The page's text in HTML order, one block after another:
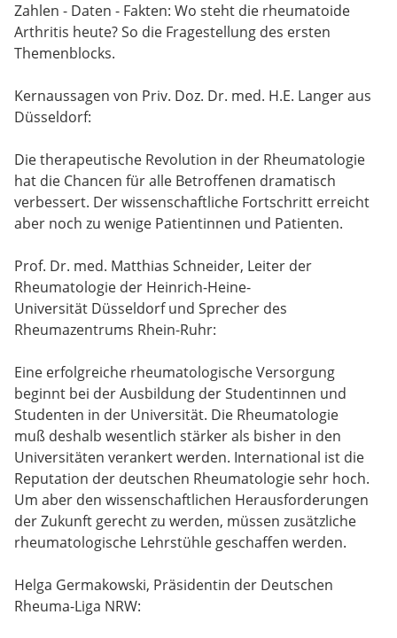
Zahlen - Daten - Fakten: Wo steht die rheumatoide
Arthritis heute? So die Fragestellung des ersten
Themenblocks.
Kernaussagen von Priv. Doz. Dr. med. H.E. Langer aus
Düsseldorf:
Die therapeutische Revolution in der Rheumatologie
hat die Chancen für alle Betroffenen dramatisch
verbessert. Der wissenschaftliche Fortschritt erreicht
aber noch zu wenige Patientinnen und Patienten.
Prof. Dr. med. Matthias Schneider, Leiter der
Rheumatologie der Heinrich-Heine-
Universität Düsseldorf und Sprecher des
Rheumazentrums Rhein-Ruhr:
Eine erfolgreiche rheumatologische Versorgung
beginnt bei der Ausbildung der Studentinnen und
Studenten in der Universität. Die Rheumatologie
muß deshalb wesentlich stärker als bisher in den
Universitäten verankert werden. International ist die
Reputation der deutschen Rheumatologie sehr hoch.
Um aber den wissenschaftlichen Herausforderungen
der Zukunft gerecht zu werden, müssen zusätzliche
rheumatologische Lehrstühle geschaffen werden.
Helga Germakowski, Präsidentin der Deutschen
Rheuma-Liga NRW: